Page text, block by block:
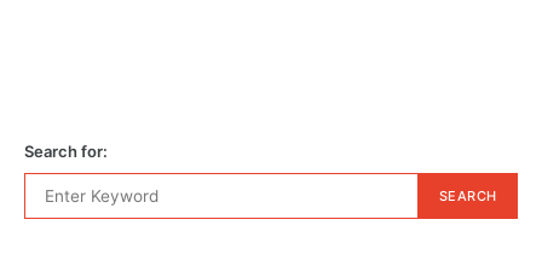
Search for:
SEARCH